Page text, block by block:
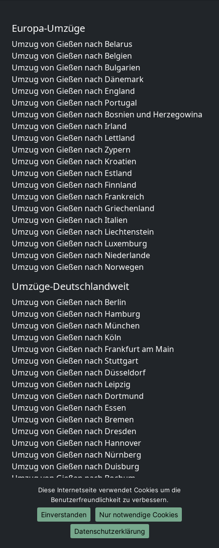
Europa-Umzüge
Umzug von Gießen nach Belarus
Umzug von Gießen nach Belgien
Umzug von Gießen nach Bulgarien
Umzug von Gießen nach Dänemark
Umzug von Gießen nach England
Umzug von Gießen nach Portugal
Umzug von Gießen nach Bosnien und Herzegowina
Umzug von Gießen nach Irland
Umzug von Gießen nach Lettland
Umzug von Gießen nach Zypern
Umzug von Gießen nach Kroatien
Umzug von Gießen nach Estland
Umzug von Gießen nach Finnland
Umzug von Gießen nach Frankreich
Umzug von Gießen nach Griechenland
Umzug von Gießen nach Italien
Umzug von Gießen nach Liechtenstein
Umzug von Gießen nach Luxemburg
Umzug von Gießen nach Niederlande
Umzug von Gießen nach Norwegen
Umzüge-Deutschlandweit
Umzug von Gießen nach Berlin
Umzug von Gießen nach Hamburg
Umzug von Gießen nach München
Umzug von Gießen nach Köln
Umzug von Gießen nach Frankfurt am Main
Umzug von Gießen nach Stuttgart
Umzug von Gießen nach Düsseldorf
Umzug von Gießen nach Leipzig
Umzug von Gießen nach Dortmund
Umzug von Gießen nach Essen
Umzug von Gießen nach Bremen
Umzug von Gießen nach Dresden
Umzug von Gießen nach Hannover
Umzug von Gießen nach Nürnberg
Umzug von Gießen nach Duisburg
Umzug von Gießen nach Bochum
Umzug von Gießen nach Wuppertal
Umzug von Gießen nach Bielefeld
Umzug von Gießen nach Bonn
Umzug von Gießen nach Münster
Diese Internetseite verwendet Cookies um die
Benutzerfreundlichkeit zu verbessern.
Einverstanden
Nur notwendige Cookies
Datenschutzerklärung